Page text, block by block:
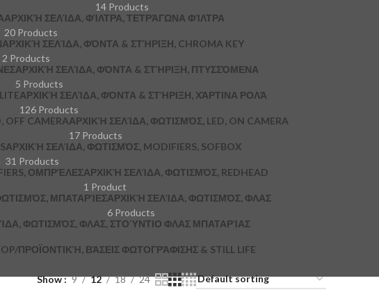
14 Products
ΑΡΧΙΚΉ ΣΕΛΊΔΑ, ΦΊΛΤΡΑ, ΤΕΤΡΆΓΩΝΑ ΦΊΛΤΡΑ
20 Products
ΑΡΧΙΚΉ ΣΕΛΊΔΑ, ΦΌΝΤΑ & ΣΤΉΡΙΞΗ, CHROMA KEY
2 Products
ΑΡΧΙΚΉ ΣΕΛΊΔΑ, ΦΌΝΤΑ & ΣΤΉΡΙΞΗ, ΠΤΥΣΣΌΜΕΝΑ
5 Products
ΑΡΧΙΚΉ ΣΕΛΊΔΑ, ΦΌΝΤΑ & ΣΤΉΡΙΞΗ, ΧΆΡΤΙΝΑ ΡΟΛΆ
126 Products
CAMERAΑΡΧΙΚΉ ΣΕΛΊΔΑ, ΦΩΤΙΣΜΌΣ, LED, ON CAMERA
17 Products
ΑΡΧΙΚΉ ΣΕΛΊΔΑ, ΦΩΤΙΣΜΌΣ, MODIFIERS, SOFBOX
31 Products
ΟΜΠΡΈΛΕΣΑΡΧΙΚΉ ΣΕΛΊΔΑ, ΦΩΤΙΣΜΌΣ, REDHEAD
1 Product
ΜΠΑΤΑΡΊΕΣΑΡΧΙΚΉ ΣΕΛΊΔΑ, ΦΩΤΙΣΜΌΣ, ΦΛΑΣ
6 Products
ΦΩΤΙΣΜΌΣ, ΦΛΑΣ, ΣΤΟΎΝΤΙΟ ΦΛΑΣ ΜΠΑΤΑΡΊΑΣ
ΠΡΟΪΟΝΤΙΚΉ, ΒΆΣΕΙΣ ΦΩΤΟΓΡΆΦΙΣΗΣ & STILL LIFE
Show 9 12 18 24